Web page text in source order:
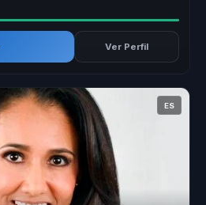
Ver Perfil
ES